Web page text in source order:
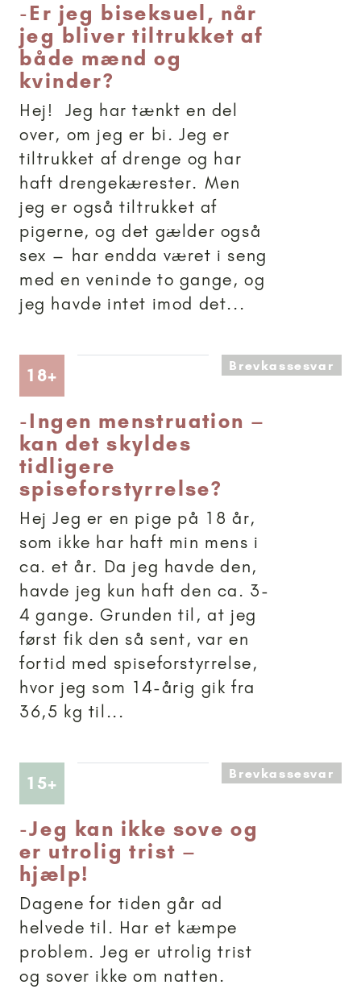
-Er jeg biseksuel, når
jeg bliver tiltrukket af
både mænd og
kvinder?
Hej! Jeg har tænkt en del
over, om jeg er bi. Jeg er
tiltrukket af drenge og har
haft drengekærester. Men
jeg er også tiltrukket af
pigerne, og det gælder også
sex – har endda været i seng
med en veninde to gange, og
jeg havde intet imod det...
18+ Artikler anbefalet til 18+Brevkassesvar
-Ingen menstruation –
kan det skyldes
tidligere
spiseforstyrrelse?
Hej Jeg er en pige på 18 år,
som ikke har haft min mens i
ca. et år. Da jeg havde den,
havde jeg kun haft den ca. 3-
4 gange. Grunden til, at jeg
først fik den så sent, var en
fortid med spiseforstyrrelse,
hvor jeg som 14-årig gik fra
36,5 kg til...
15+ Artikler anbefalet til 15+Brevkassesvar
-Jeg kan ikke sove og
er utrolig trist –
hjælp!
Dagene for tiden går ad
helvede til. Har et kæmpe
problem. Jeg er utrolig trist
og sover ikke om natten.